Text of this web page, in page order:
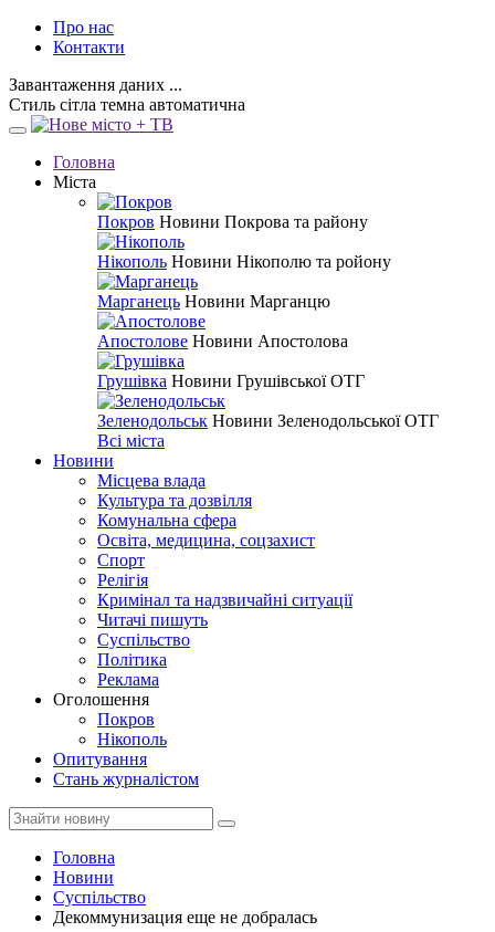
Про нас
Контакти
Завантаження даних ...
Стиль сітла темна автоматична
Головна
Міста
Покров Новини Покрова та району
Нікополь Новини Нікополю та ройону
Марганець Новини Марганцю
Апостолове Новини Апостолова
Грушівка Новини Грушівської ОТГ
Зеленодольськ Новини Зеленодольської ОТГ
Всі міста
Новини
Місцева влада
Культура та дозвілля
Комунальна сфера
Освіта, медицина, соцзахист
Спорт
Релігія
Кримінал та надзвичайні ситуації
Читачі пишуть
Суспільство
Політика
Реклама
Оголошення
Покров
Нікополь
Опитування
Стань журналістом
Головна
Новини
Суспільство
Декоммунизация еще не добралась